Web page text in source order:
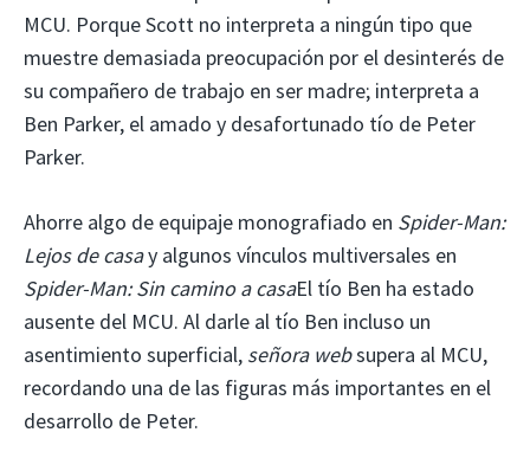
MCU. Porque Scott no interpreta a ningún tipo que
muestre demasiada preocupación por el desinterés de
su compañero de trabajo en ser madre; interpreta a
Ben Parker, el amado y desafortunado tío de Peter
Parker.
Ahorre algo de equipaje monografiado en Spider-Man:
Lejos de casay algunos vínculos multiversales en
Spider-Man: Sin camino a casaEl tío Ben ha estado
ausente del MCU. Al darle al tío Ben incluso un
asentimiento superficial, señora websupera al MCU,
recordando una de las figuras más importantes en el
desarrollo de Peter.